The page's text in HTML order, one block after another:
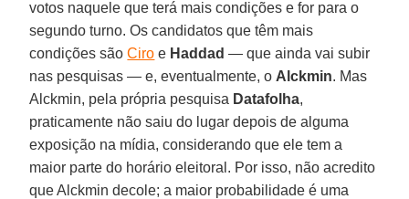
votos naquele que terá mais condições e for para o
segundo turno. Os candidatos que têm mais
condições sãoCiro e Haddad — que ainda vai subir
nas pesquisas — e, eventualmente, o Alckmin. Mas
Alckmin, pela própria pesquisa Datafolha,
praticamente não saiu do lugar depois de alguma
exposição na mídia, considerando que ele tem a
maior parte do horário eleitoral. Por isso, não acredito
que Alckmin decole; a maior probabilidade é uma